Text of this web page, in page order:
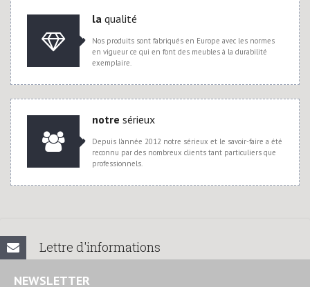
la qualité
Nos produits sont fabriqués en Europe avec les normes
en vigueur ce qui en font des meubles à la durabilité
exemplaire.
notre sérieux
Depuis l'année 2012 notre sérieux et le savoir-faire a été
reconnu par des nombreux clients tant particuliers que
professionnels.
Lettre d'informations
NEWSLETTER